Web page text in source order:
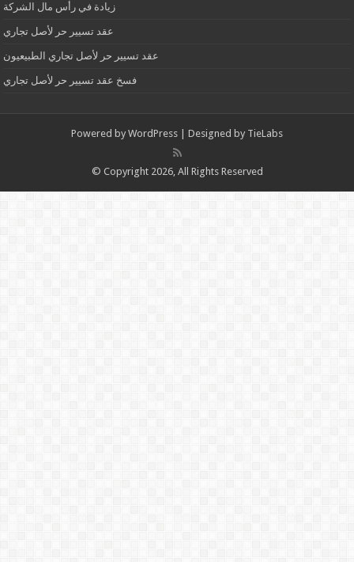
زيادة في رأس مال الشركة
عقد تسيير حر لأصل تجاري
عقد تسيير حر لأصل تجاري الطبيعيون
فسخ عقد تسيير حر لأصل تجاري
Powered by WordPress | Designed by TieLabs
© Copyright 2026, All Rights Reserved